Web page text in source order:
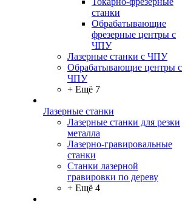
станки
Обрабатывающие
фрезерные центры с
ЧПУ
Лазерные станки с ЧПУ
Обрабатывающие центры с
ЧПУ
+ Ещё 7
Лазерные станки
Лазерные станки для резки
металла
Лазерно-гравировальные
станки
Станки лазерной
гравировки по дереву
+ Ещё 4